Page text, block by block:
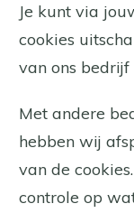
Je kunt via
cookies
van ons
Met andere
hebben wij
van de
controle op